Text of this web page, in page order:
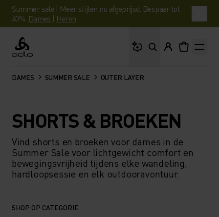
Summer sale | Meer stijlen nu afgeprijsd. Bespaar tot
40%. Dames | Heren
Odlo
DAMES SUMMER SALE OUTER LAYER
SHORTS & BROEKEN
Vind shorts en broeken voor dames in de
Summer Sale voor lichtgewicht comfort en
bewegingsvrijheid tijdens elke wandeling,
hardloopsessie en elk outdooravontuur.
SHOP OP CATEGORIE